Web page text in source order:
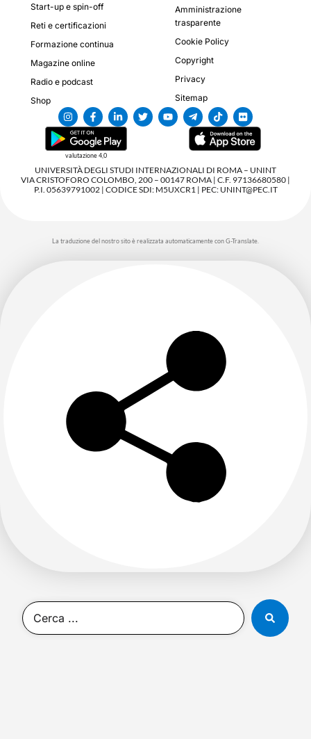
Start-up e spin-off
Reti e certificazioni
Formazione continua
Magazine online
Radio e podcast
Shop
Amministrazione
trasparente
Cookie Policy
Copyright
Privacy
Sitemap
valutazione 4,0
UNIVERSITÀ DEGLI STUDI INTERNAZIONALI DI ROMA – UNINT
VIA CRISTOFORO COLOMBO, 200 – 00147 ROMA | C.F. 97136680580 |
P.I. 05639791002 | CODICE SDI: M5UXCR1 | PEC: UNINT@PEC.IT
La traduzione del nostro sito è realizzata automaticamente con G-Translate.